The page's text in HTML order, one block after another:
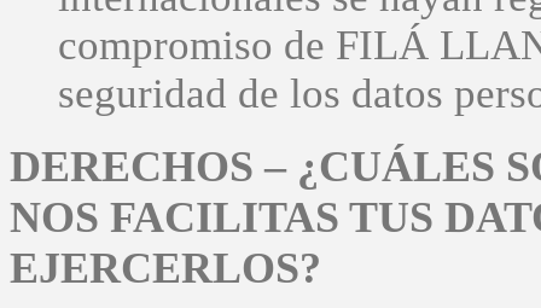
compromiso de FILÁ
seguridad de los datos
DERECHOS – ¿CUÁLES
NOS FACILITAS TUS
EJERCERLOS?